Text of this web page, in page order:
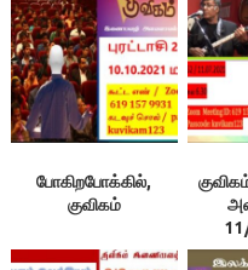
போகிறபோக்கில்,
குவிகம்